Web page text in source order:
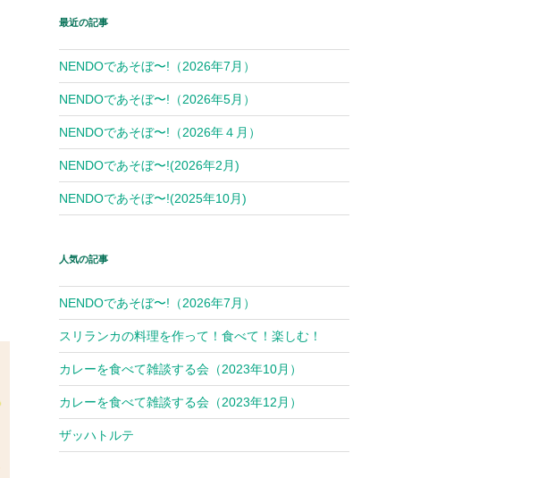
最近の記事
NENDOであそぼ〜!（2026年7月）
NENDOであそぼ〜!（2026年5月）
NENDOであそぼ〜!（2026年４月）
NENDOであそぼ〜!(2026年2月)
NENDOであそぼ〜!(2025年10月)
人気の記事
NENDOであそぼ〜!（2026年7月）
スリランカの料理を作って！食べて！楽しむ！
カレーを食べて雑談する会（2023年10月）
カレーを食べて雑談する会（2023年12月）
ザッハトルテ